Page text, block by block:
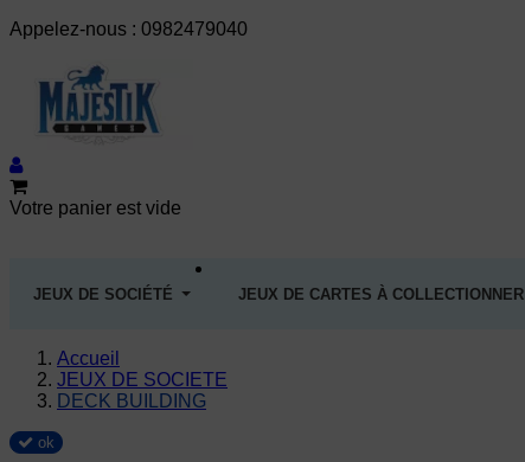
Appelez-nous : 0982479040
Votre panier est vide
JEUX DE SOCIÉTÉ JEUX DE CARTES À COLLECTIONNER
Accueil
JEUX DE SOCIETE
DECK BUILDING
ok